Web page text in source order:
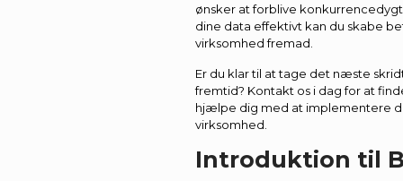
ønsker at forblive
dine data effektivt kan du skabe
virksomhed fremad.
Er du klar til at tage det næste
fremtid? Kontakt os i dag for at
hjælpe dig med at implementere
virksomhed.
Introduktion til